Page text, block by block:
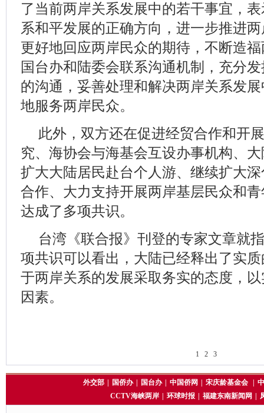
了当前两岸关系发展中的若干事宜，
系和平发展的正确方向，进一步推进
更好地回应两岸民众的期待，不断造
国台办和陆委会联系沟通机制，充分
的沟通，妥善处理和解决两岸关系发
地服务两岸民众。
此外，双方还在促进经贸合作和开
究、海协会与海基会互设办事机构、
扩大大陆居民赴台个人游、继续扩大
合作、大力支持开展两岸基层民众和
达成了多项共识。
台湾《联合报》刊登的专家文章就
项共识可以看出，大陆已经释出了实
于两岸关系的发展采取务实的态度，
因素。
1 2 3
外交部 国侨办 国台办 中国侨网 宋庆龄基金会
CCTV海峡两岸
环球时报 福建东南新闻网